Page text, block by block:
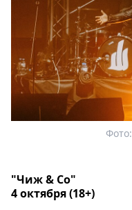
Фото:
"Чиж & Co"
4 октября (18+)